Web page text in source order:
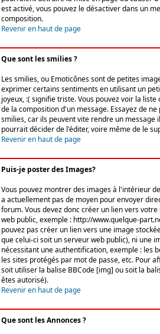
est activé, vous pouvez le désactiver dans un
composition.
Revenir en haut de page
Que sont les smilies ?
Les smilies, ou Emoticônes sont de petites
exprimer certains sentiments en utilisant un
joyeux, :( signifie triste. Vous pouvez voir la
de la composition d'un message. Essayez de
smilies, car ils peuvent vite rendre un message
pourrait décider de l'éditer, voire même de le
Revenir en haut de page
Puis-je poster des Images?
Vous pouvez montrer des images à l'intérieur
a actuellement pas de moyen pour envoyer
forum. Vous devez donc créer un lien vers
web public, exemple : http://www.quelque-
pouvez pas créer un lien vers une image
que celui-ci soit un serveur web public), ni une
nécessitant une authentification, exemple : les
les sites protégés par mot de passe, etc. Pour
soit utiliser la balise BBCode [img] ou soit la
êtes autorisé).
Revenir en haut de page
Que sont les Annonces ?